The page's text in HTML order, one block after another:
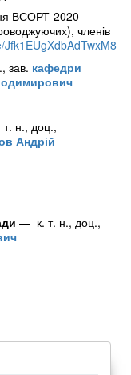
ВСОРТ-2020
членів
зав. кафедри
н., доц.,
Андрій
— к. т. н., доц.,